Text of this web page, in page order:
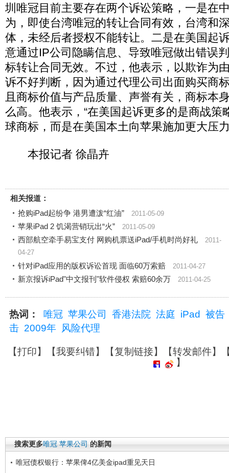
圳唯冠目前主要存在两个诉讼策略，一是在
为，即使台湾唯冠的转让合同有效，台湾和
体，未经后者授权不能转让。二是在美国起
意通过IP公司隐瞒信息、导致唯冠做出错误
标转让合同无效。不过，他表示，以欺诈为
诉不好判断，因为通过代理公司出面购买商
且商标价值与产品质量、声誉有关，商标本
么高。他表示，“在美国起诉更多的是商战策
球商标，而是在美国本土向苹果施加更大压
本报记者 徐晶卉
相关报道：
抢购iPad起纷争 港男遭泼“红油”
2011-05-09
苹果iPad 2 饥渴营销玩出“火” 2011-05-09
西部航空牵手易宝支付 网购机票送iPad/手机时尚好礼 2011-
04-27
针对iPad应用的版权诉讼首现 面临60万索赔
2011-04-27
新京报诉iPad"中文报刊"软件侵权 索赔60余万 2011-04-25
热词： 唯冠 苹果公司 香港法院 法庭 iPad
被告
击 2009年 风险代理
【打印】【我要纠错】【复制链接】【转发邮件】
】
搜索更多唯冠 苹果公司 的新闻
唯冠债权银行：苹果俾4亿美金ipad重见天日